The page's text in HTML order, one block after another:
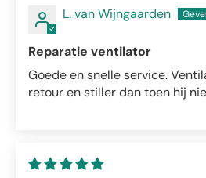
L. van Wijngaarden
Reparatie ventilator
Goede en snelle service.
retour en stiller dan toen hij